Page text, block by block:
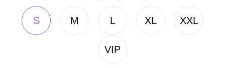
S M L XL XXL
VIP